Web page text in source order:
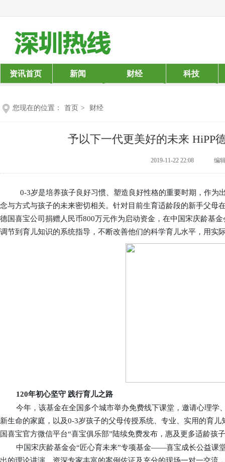
资讯首页 新闻 财经 科技
您现在的位置： 首页 > 财经
予以下一代更美好的未来 HiPP
2019-11-22 22:08 编
0-3岁是培养孩子良好习惯、塑造良好性格的重要时期，作
念与方式与孩子的未来密切相关。针对目前生育适龄段的新手父母
德国喜宝公司捐赠人民币800万元作为启动资金，在中国宋庆龄基
调节到育儿知识的系统指导，不断改善他们的科学育儿水平，用实
120年初心坚守 践行育儿之路
今年，该基金在全国多个城市举办免费线下课堂，邀请心理
新生命的家庭，以及0-3岁孩子的父母传授系统、专业、实用的育
国喜宝官方微信平台“喜宝俱乐部”陆续免费发布，惠及更多适龄孩
中国宋庆龄基金会“匠心育未来”专项基金——喜宝成长公益课